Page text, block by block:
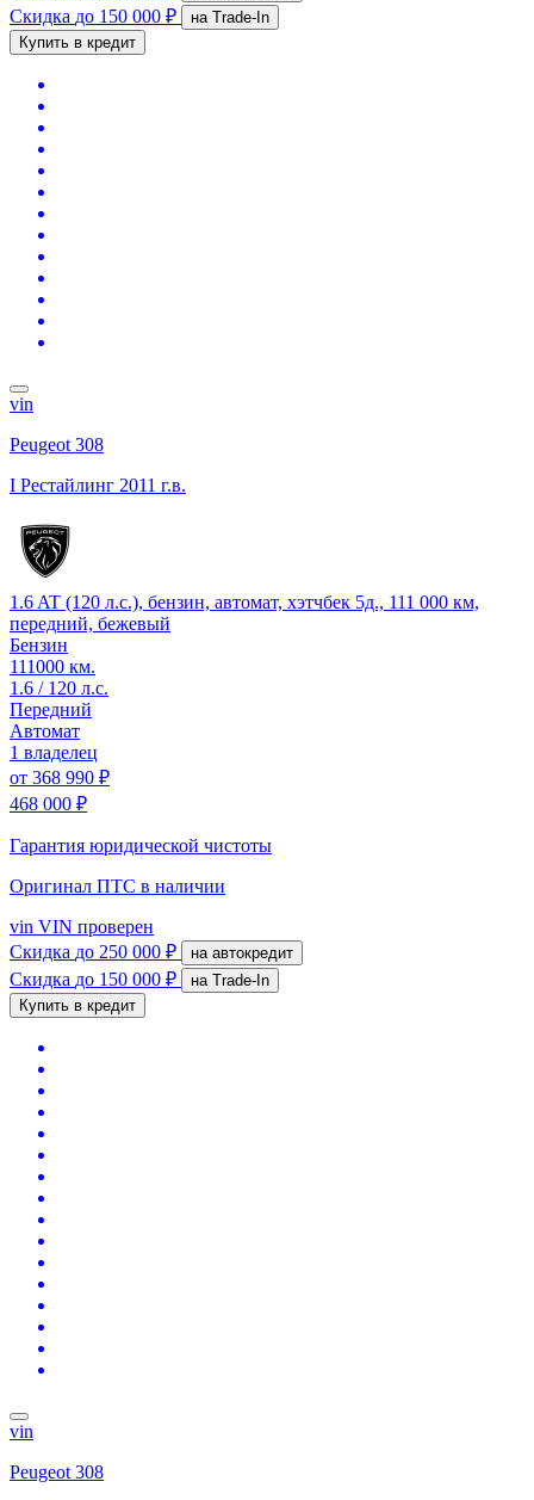
Скидка до 150 000 ₽
на Trade-In
Купить в кредит
vin
Peugeot 308
I Рестайлинг 2011 г.в.
1.6 AT (120 л.с.), бензин, автомат, хэтчбек 5д., 111 000 км,
передний, бежевый
Бензин
111000 км.
1.6 / 120 л.с.
Передний
Автомат
1 владелец
от 368 990 ₽
468 000 ₽
Гарантия юридической чистоты
Оригинал ПТС в наличии
vin VIN проверен
Скидка до 250 000 ₽ на автокредит
Скидка до 150 000 ₽
на Trade-In
Купить в кредит
vin
Peugeot 308